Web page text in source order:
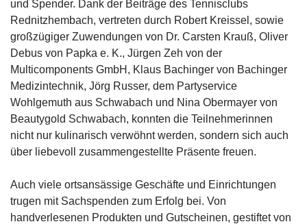
und Spender. Dank der Beiträge des Tennisclubs
Rednitzhembach, vertreten durch Robert Kreissel, sowie
großzügiger Zuwendungen von Dr. Carsten Krauß, Oliver
Debus von Papka e. K., Jürgen Zeh von der
Multicomponents GmbH, Klaus Bachinger von Bachinger
Medizintechnik, Jörg Russer, dem Partyservice
Wohlgemuth aus Schwabach und Nina Obermayer von
Beautygold Schwabach, konnten die Teilnehmerinnen
nicht nur kulinarisch verwöhnt werden, sondern sich auch
über liebevoll zusammengestellte Präsente freuen.
Auch viele ortsansässige Geschäfte und Einrichtungen
trugen mit Sachspenden zum Erfolg bei. Von
handverlesenen Produkten und Gutscheinen, gestiftet von